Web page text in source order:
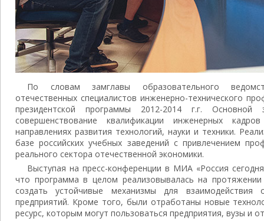
По словам замглавы образовательного
отечественных специалистов инженерно-технического
президентской программы 2012-2014 г.г.
совершенствование квалификации инженерных
направлениях развития технологий, науки и техники.
базе российских учебных заведений с привлечением
реального сектора отечественной экономики.
Выступая на пресс-конференции в МИА «Россия
что программа в целом реализовывалась на
создать устойчивые механизмы для взаимодействия
предприятий. Кроме того, были отработаны новые
ресурс, которым могут пользоваться предприятия, вузы и